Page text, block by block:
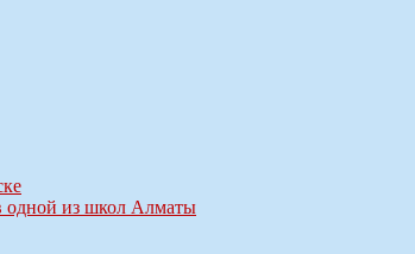
одной из школ Алматы